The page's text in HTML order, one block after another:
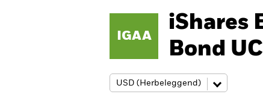
France
Magyarország
Schweiz
IGAA
iShares
Bond